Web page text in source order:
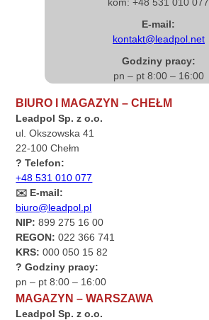
E-mail:
kontakt@leadpol.net
Godziny pracy:
pn – pt 8:00 – 16:00
BIURO I MAGAZYN – CHEŁM
Leadpol Sp. z o.o.
ul. Okszowska 41
22-100 Chełm
? Telefon:
+48 531 010 077
✉️ E-mail:
biuro@leadpol.pl
NIP: 899 275 16 00
REGON: 022 366 741
KRS: 000 050 15 82
? Godziny pracy:
pn – pt 8:00 – 16:00
MAGAZYN – WARSZAWA
Leadpol Sp. z o.o.